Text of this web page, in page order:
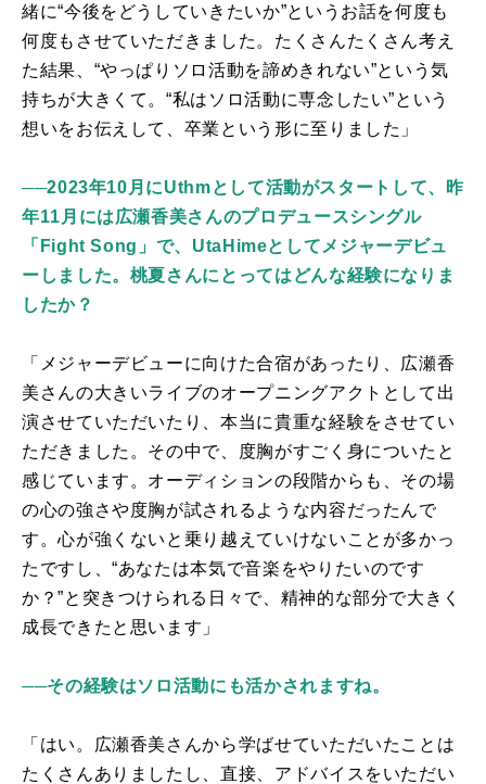
緒に“今後をどうしていきたいか”というお話を何度も
何度もさせていただきました。たくさんたくさん考え
た結果、“やっぱりソロ活動を諦めきれない”という気
持ちが大きくて。“私はソロ活動に専念したい”という
想いをお伝えして、卒業という形に至りました」
──2023年10月にUthmとして活動がスタートして、昨
年11月には広瀬香美さんのプロデュースシングル
「Fight Song」で、UtaHimeとしてメジャーデビュ
ーしました。桃夏さんにとってはどんな経験になりま
したか？
「メジャーデビューに向けた合宿があったり、広瀬香
美さんの大きいライブのオープニングアクトとして出
演させていただいたり、本当に貴重な経験をさせてい
ただきました。その中で、度胸がすごく身についたと
感じています。オーディションの段階からも、その場
の心の強さや度胸が試されるような内容だったんで
す。心が強くないと乗り越えていけないことが多かっ
たですし、“あなたは本気で音楽をやりたいのです
か？”と突きつけられる日々で、精神的な部分で大きく
成長できたと思います」
──その経験はソロ活動にも活かされますね。
「はい。広瀬香美さんから学ばせていただいたことは
たくさんありましたし、直接、アドバイスをいただい